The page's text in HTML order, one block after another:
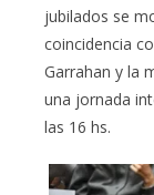
jubilados se
coincidencia
Garrahan y la
una jornada
las 16 hs.